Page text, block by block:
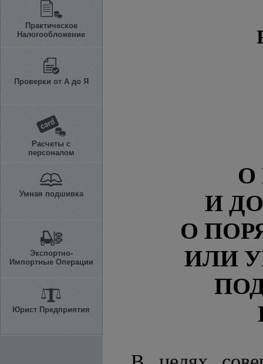
Практическое
Налогообложение
Проверки от А до Я
Расчеты с
персоналом
Умная подшивка
Экспортно-
Импортные Операции
Юрист Предприятия
О
И
О
ИЛИ